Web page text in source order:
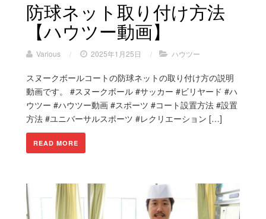
防球ネット取り付け方法
【ハウツー動画】
Various / 2025年1月25日 / ハウツー
スヌークボールコートの防球ネットの取り付け方の説明
動画です。 #スヌークボール #サッカー #ビリヤード #ハ
ウツー #ハウツー動画 #スポーツ #コート設置方法 #設置
方法 #ユニバーサルスポーツ #レクリエーション […]
READ MORE